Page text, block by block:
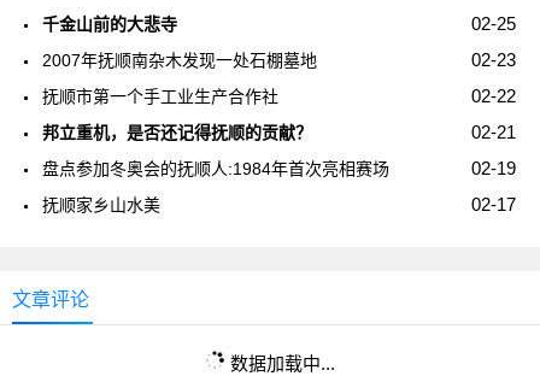
02-25
千金山前的大悲寺
02-23
2007年抚顺南杂木发现一处石棚墓地
02-22
抚顺市第一个手工业生产合作社
02-21
邦立重机，是否还记得抚顺的贡献？
02-19
盘点参加冬奥会的抚顺人:1984年首次亮相赛场
02-17
抚顺家乡山水美
文章评论
数据加载中...